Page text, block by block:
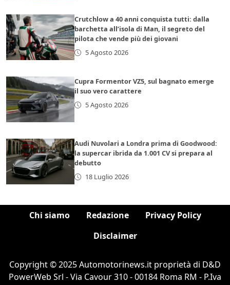
Crutchlow a 40 anni conquista tutti: dalla
barchetta all’isola di Man, il segreto del
pilota che vende più dei giovani
5 Agosto 2026
Cupra Formentor VZ5, sul bagnato emerge
il suo vero carattere
5 Agosto 2026
Audi Nuvolari a Londra prima di Goodwood:
la supercar ibrida da 1.001 CV si prepara al
debutto
18 Luglio 2026
Chi siamo Redazione
Privacy Policy
Disclaimer
Copyright © 2025 Automotorinews.it proprietà di D&D
PowerWeb Srl - Via Cavour 310 - 00184 Roma RM - P.Iva